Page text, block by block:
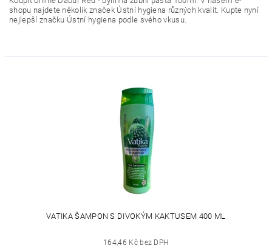
shopu najdete několik značek Ústní hygiena různých kvalit. Kupte nyní
nejlepší značku Ústní hygiena podle svého vkusu.
VATIKA ŠAMPON S DIVOKÝM KAKTUSEM 400 ML
164,46 Kč bez DPH